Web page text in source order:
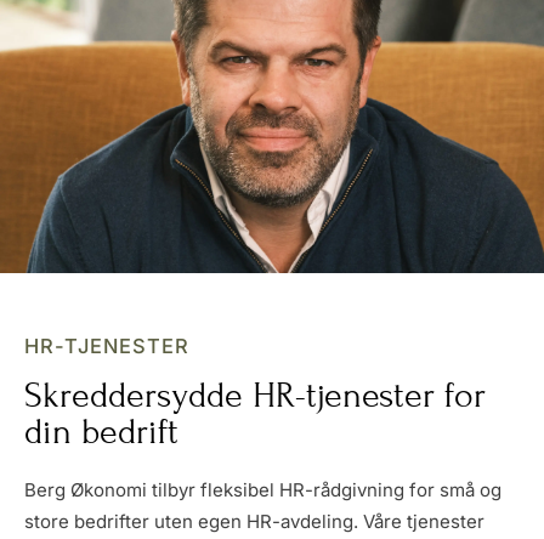
HR-TJENESTER
Skreddersydde HR-tjenester for
din bedrift
Berg Økonomi tilbyr fleksibel HR-rådgivning for små og
store bedrifter uten egen HR-avdeling. Våre tjenester